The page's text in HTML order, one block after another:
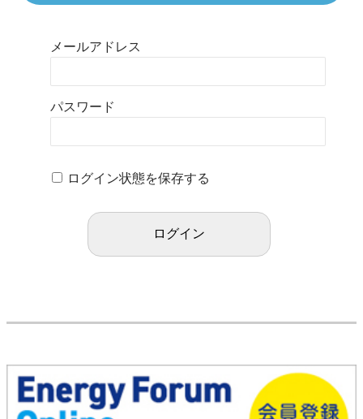
メールアドレス
パスワード
ログイン状態を保存する